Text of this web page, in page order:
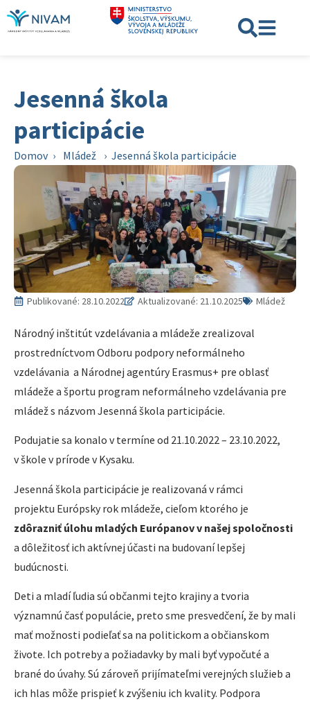
Jesenná škola
participácie
Domov › Mládež › Jesenná škola participácie
Publikované: 28.10.2022 Aktualizované: 21.10.2025 Mládež
Národný inštitút vzdelávania a mládeže zrealizoval
prostredníctvom Odboru podpory neformálneho
vzdelávania a Národnej agentúry Erasmus+ pre oblasť
mládeže a športu program neformálneho vzdelávania pre
mládež s názvom Jesenná škola participácie.
Podujatie sa konalo v termíne od 21.10.2022 – 23.10.2022,
v škole v prírode v Kysaku.
Jesenná škola participácie je realizovaná v rámci
projektu Európsky rok mládeže, cieľom ktorého je
zdôrazniť úlohu mladých Európanov v našej spoločnosti
a dôležitosť ich aktívnej účasti na budovaní lepšej
budúcnosti.
Deti a mladí ľudia sú občanmi tejto krajiny a tvoria
významnú časť populácie, preto sme presvedčení, že by mali
mať možnosti podieľať sa na politickom a občianskom
živote. Ich potreby a požiadavky by mali byť vypočuté a
brané do úvahy. Sú zároveň prijímateľmi verejných služieb a
ich hlas môže prispieť k zvýšeniu ich kvality. Podpora